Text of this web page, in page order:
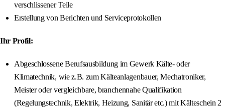
verschlissener Teile
Erstellung von Berichten und Serviceprotokollen
Ihr Profil:
Abgeschlossene Berufsausbildung im Gewerk Kälte- oder
Klimatechnik, wie z.B. zum Kälteanlagenbauer, Mechatroniker,
Meister oder vergleichbare, branchennahe Qualifikation
(Regelungstechnik, Elektrik, Heizung, Sanitär etc.) mit Kälteschein 2